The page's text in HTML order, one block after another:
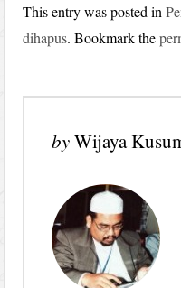
This entry was posted in
dihapus. Bookmark the
byWijaya